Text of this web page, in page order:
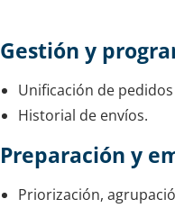
Gestión y
Unificación de
Historial de envíos.
Preparación y
Priorización,